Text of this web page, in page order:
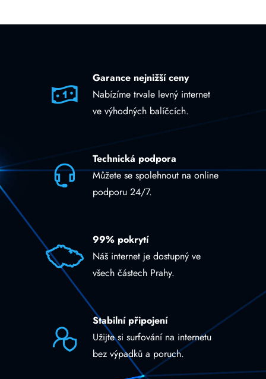
Garance nejnižší ceny
Nabízíme trvale levný internet
ve výhodných balíčcích.
Technická podpora
Můžete se spolehnout na online
podporu 24/7.
99% pokrytí
Náš internet je dostupný ve
všech částech Prahy.
Stabilní připojení
Užijte si surfování na internetu
bez výpadků a poruch.